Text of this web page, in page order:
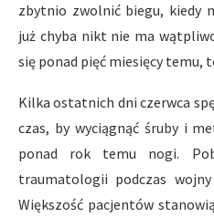
zbytnio zwolnić biegu, kiedy
już chyba nikt nie ma
się ponad pięć miesięcy temu,
Kilka ostatnich dni czerwca
czas, by wyciągnąć śruby i
ponad rok temu nogi.
traumatologii podczas
Większość pacjentów